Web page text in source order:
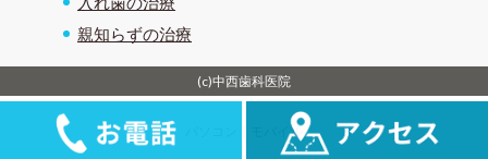
0875-72-6057
医院情報・アクセスはこ
親知らずの治療
(c)中西歯科医院
｜モバイル